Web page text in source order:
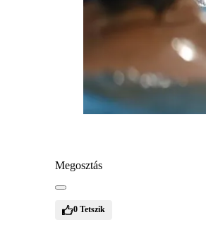
Megosztás
0 Tetszik